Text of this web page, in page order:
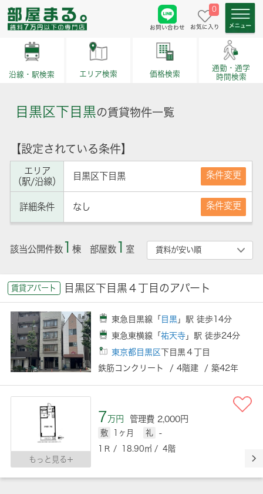
お問い合わせ
0
お気に入り
沿線・駅検索 エリア検索 価格検索
通勤・通学
時間検索
目黒区下目黒の賃貸物件一覧
【設定されている条件】
エリア
（駅/沿線）
目黒区下目黒 条件変更
詳細条件 なし 条件変更
該当公開件数1棟 部屋数1 室
賃貸アパート 目黒区下目黒４丁目のアパート
東急目黒線「 目黒 」駅 徒歩14分
東急東横線「祐天寺 」駅 徒歩24分
東京都目黒区
下目黒４丁目
鉄筋コンクリート / 4階建 / 築42年
もっと見る
7万円 管理費 2,000円
敷 1ヶ月 礼
-
1Ｒ / 18.90㎡ / 4階